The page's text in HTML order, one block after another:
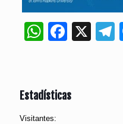
X
Estadísticas
Visitantes: